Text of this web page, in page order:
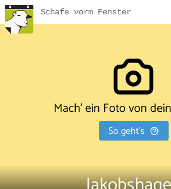
Schafe vorm Fenster
Mach' ein Foto von
So geht's